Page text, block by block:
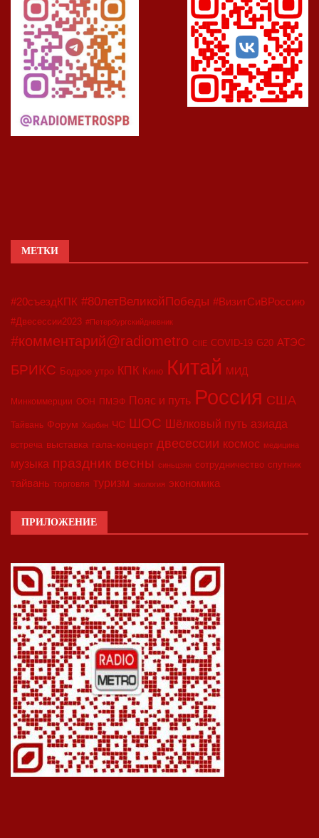
МЕТКИ
#20съездКПК #80летВеликойПобеды #ВизитСиВРоссию
#Двесессии2023 #Петербургскийдневник
#комментарий@radiometro CIIE COVID-19 G20 АТЭС
БРИКС Бодрое утро КПК Кино Китай МИД
Минкоммерции ООН ПМЭФ Пояс и путь Россия США
Тайвань Форум Харбин ЧС ШОС Шёлковый путь азиада
встреча выставка гала-концерт двесессии космос медицина
музыка праздник весны синьцзян сотрудничество спутник
тайвань торговля туризм экология экономика
ПРИЛОЖЕНИЕ